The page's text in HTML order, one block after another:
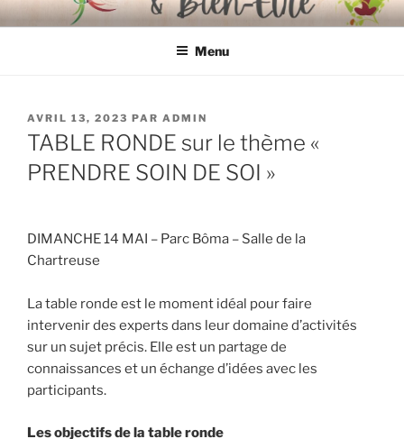
Aller
au
FOIRE BIOLOGIQUE & BIEN-
organisée par l'Association "Mieux Vivre à Libourne"
Menu
PUBLIÉ
LE
AVRIL 13, 2023 PAR ADMIN
TABLE RONDE sur le thème «
PRENDRE SOIN DE SOI »
DIMANCHE 14 MAI – Parc Bôma – Salle de la
Chartreuse
La table ronde est le moment idéal pour faire
intervenir des experts dans leur domaine d’activités
sur un sujet précis. Elle est un partage de
connaissances et un échange d’idées avec les
participants.
Les objectifs de la table ronde